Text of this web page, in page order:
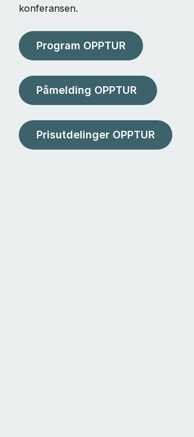
konferansen.
Program OPPTUR
Påmelding OPPTUR
Prisutdelinger OPPTUR